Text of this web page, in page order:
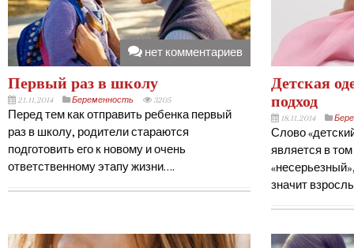
нет комментариев
Первый раз в школу
21.11.2014 Беременность 3205
Перед тем как отправить ребенка первый
раз в школу, родители стараются
подготовить его к новому и очень
ответственному этапу жизни….
Детская
подход
18.11.2014
Слово
является в
значит